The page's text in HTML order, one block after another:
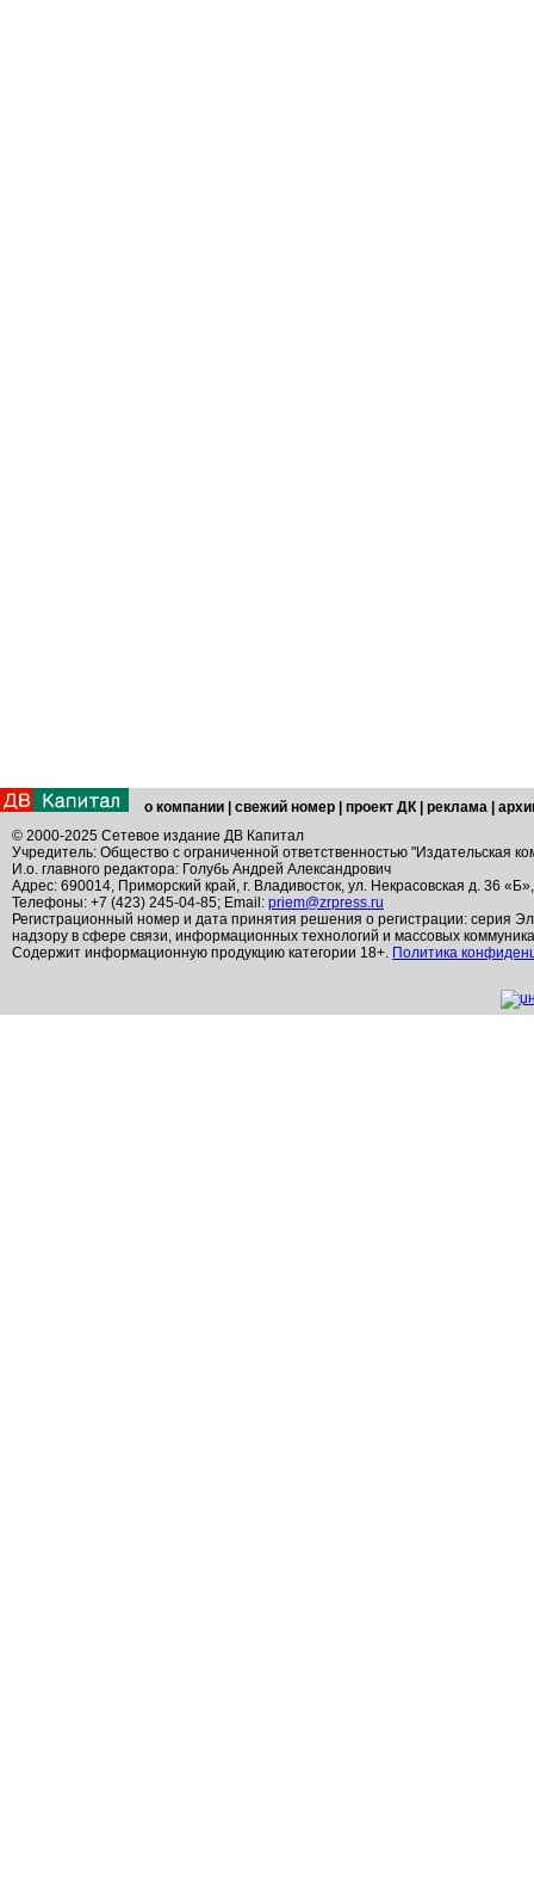
о компании свежий номер проект ДК реклама
© 2000-2025 Сетевое издание ДВ Капитал
Учредитель: Общество с ограниченной ответственностью "Издательская
И.о. главного редактора: Голубь Андрей Александрович
Адрес: 690014, Приморский край, г. Владивосток, ул. Некрасовская д. 36
Телефоны: +7 (423) 245-04-85; Email: priem@zrpress.ru
Регистрационный номер и дата принятия решения о регистрации: серия
надзору в сфере связи, информационных технологий и массовых
Содержит информационную продукцию категории 18+. Политика